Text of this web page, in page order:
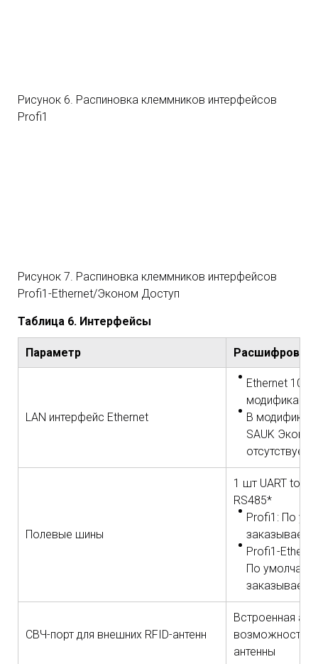
Рисунок 6. Распиновка клеммников интерфейсов
Profi1
Рисунок 7. Распиновка клеммников интерфейсов
Profi1-Ethernet/Эконом Доступ
Таблица 6. Интерфейсы
Параметр Расшифровка
LAN интерфейс Ethernet
Ethernet 10/
В
SAUK
отсутствует
Полевые шины
1 шт UART to
RS485*
Profi1: По
Profi1-
По
СВЧ-порт для внешних RFID-антенн
Встроенная
возможности
антенны